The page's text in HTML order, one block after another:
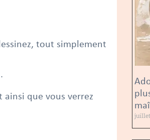
tout simplement
ainsi que vous verrez